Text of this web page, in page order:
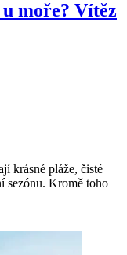
moře? Vítěz
krásné pláže, čisté
sezónu. Kromě toho